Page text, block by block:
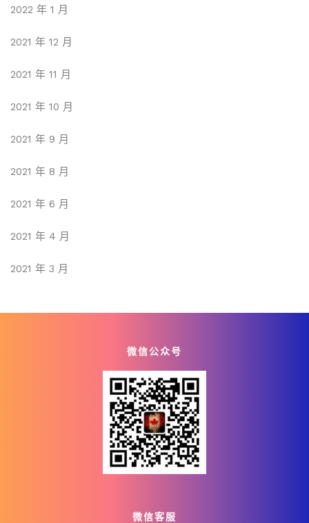
2022 年 1 月
2021 年 12 月
2021 年 11 月
2021 年 10 月
2021 年 9 月
2021 年 8 月
2021 年 6 月
2021 年 4 月
2021 年 3 月
微信公众号
微信客服